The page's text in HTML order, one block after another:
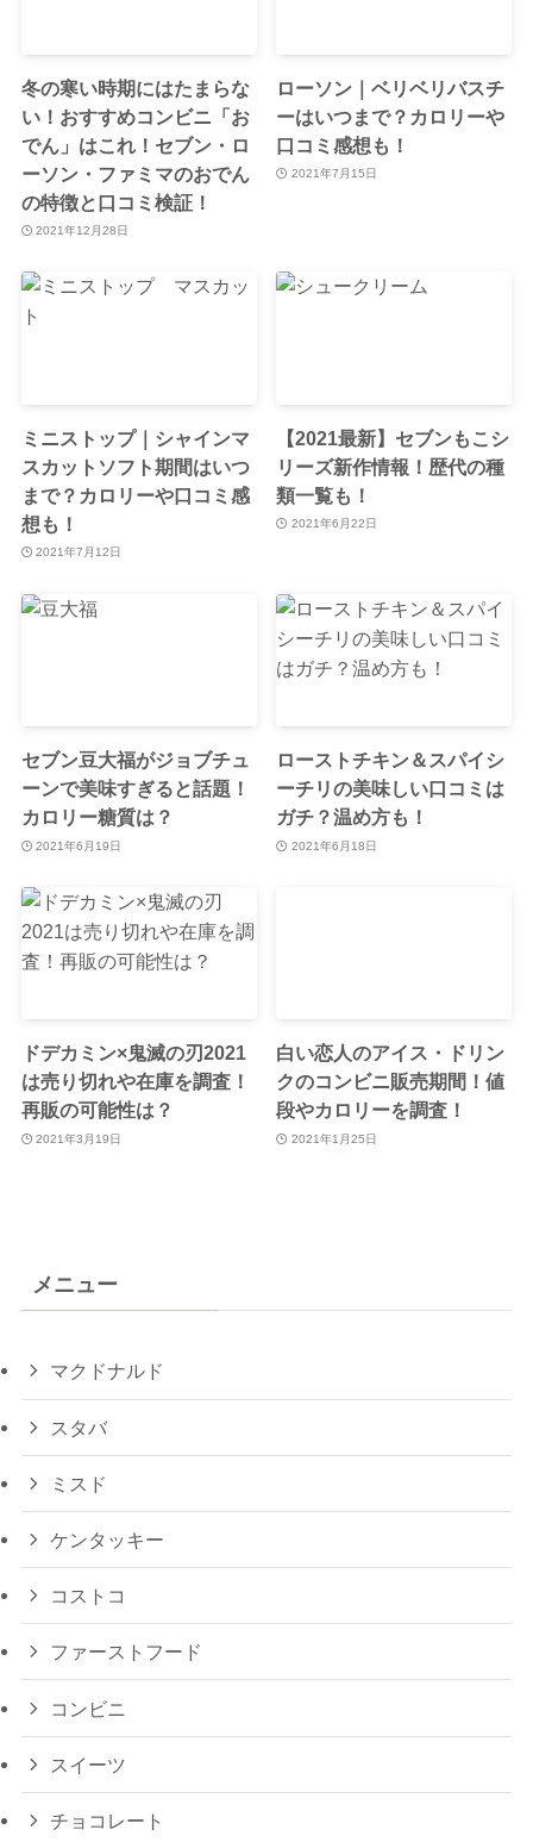
冬の寒い時期にはたまらな
い！おすすめコンビニ「お
でん」はこれ！セブン・ロ
ーソン・ファミマのおでん
の特徴と口コミ検証！
2021年12月28日
ローソン｜ベリベリバスチ
ーはいつまで？カロリーや
口コミ感想も！
2021年7月15日
ミニストップ｜シャインマ
スカットソフト期間はいつ
まで？カロリーや口コミ感
想も！
2021年7月12日
【2021最新】セブンもこシ
リーズ新作情報！歴代の種
類一覧も！
2021年6月22日
セブン豆大福がジョブチュ
ーンで美味すぎると話題！
カロリー糖質は？
2021年6月19日
ローストチキン＆スパイシ
ーチリの美味しい口コミは
ガチ？温め方も！
2021年6月18日
ドデカミン×鬼滅の刃2021
は売り切れや在庫を調査！
再販の可能性は？
2021年3月19日
白い恋人のアイス・ドリン
クのコンビニ販売期間！値
段やカロリーを調査！
2021年1月25日
メニュー
マクドナルド
スタバ
ミスド
ケンタッキー
コストコ
ファーストフード
コンビニ
スイーツ
チョコレート